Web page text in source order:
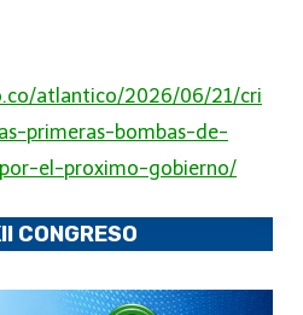
atlantico/2026/06/21/cri
primeras-bombas-de-
el-proximo-gobierno/
CONGRESO